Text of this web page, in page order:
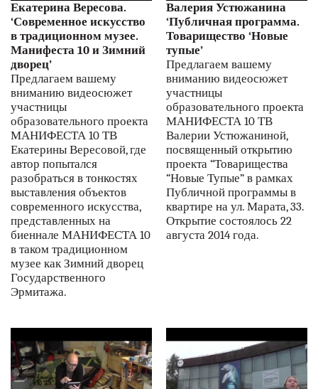
Екатерина Вересова.
‘Современное искусство
в традиционном музее.
Манифеста 10 и Зимний
дворец’
Предлагаем вашему
вниманию видеосюжет
участницы
образовательного проекта
МАНИФЕСТА 10 ТВ
Екатерины Вересовой, где
автор попытался
разобраться в тонкостях
выставления объектов
современного искусства,
представленных на
биеннале МАНИФЕСТА 10
в таком традиционном
музее как Зимний дворец
Государственного
Эрмитажа.
Валерия Устюжанина
‘Публичная программа.
Товарищество ‘Новые
тупые’
Предлагаем вашему
вниманию видеосюжет
участницы
образовательного проекта
МАНИФЕСТА 10 ТВ
Валерии Устюжаниной,
посвященный открытию
проекта “Товарищества
“Новые Тупые” в рамках
Публичной программы в
квартире на ул. Марата, 33.
Открытие состоялось 22
августа 2014 года.